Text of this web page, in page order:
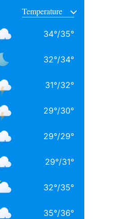
और अभिषेक कपूर भी पढ़ाई कर
मां से भी ज्यादा
की बेटियों ने लूटी महफिल
जिनकी नानी-परनानी कोठे पर
34°/35°
32°/34°
31°/32°
29°/30°
29°/29°
29°/31°
32°/35°
35°/36°